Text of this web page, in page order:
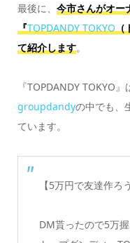
最後に、 今市さんがオー
『TOPDANDY TOKYO（
て紹介します。
『TOPDANDY TOKYO
groupdandyの中でも、
ています。
【5万円で友達作ろ
DM貰ったので5万